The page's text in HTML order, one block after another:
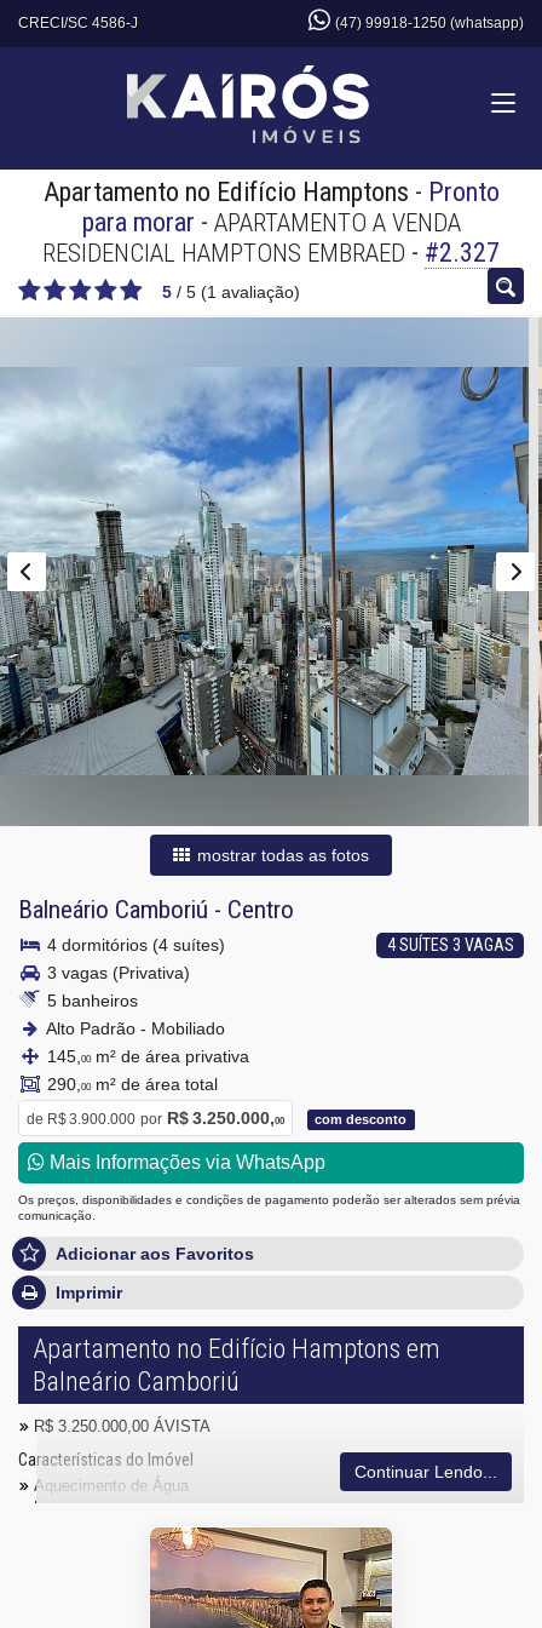
CRECI/SC 4586-J (47) 99918-1250 (whatsapp)
Apartamento no Edifício Hamptons - Pronto
para morar - APARTAMENTO A VENDA
RESIDENCIAL HAMPTONS EMBRAED - #2.327
5 / 5 (1 avaliação)
mostrar todas as fotos
Balneário Camboriú - Centro
4 SUÍTES 3 VAGAS
4 dormitórios (4 suítes)
3 vagas (Privativa)
5 banheiros
Alto Padrão - Mobiliado
145, 00m² de área privativa
290, 00m² de área total
de R$ 3.900.000 por R$ 3.250.000,00 com desconto
Mais Informações via WhatsApp
Os preços, disponibilidades e condições de pagamento poderão ser alterados sem prévia
comunicação.
Adicionar aos Favoritos
Imprimir
Apartamento no Edifício Hamptons em
Balneário Camboriú
R$ 3.250.000,00 ÁVISTA
Características do Imóvel
Aquecimento de Água
Despensa
Piso Porcelanato
Infra para Ar Split
Acabamento em Gesso
Fechadura Eletrônica
Continuar Lendo...